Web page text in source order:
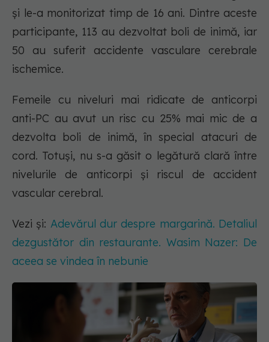
și le-a monitorizat timp de 16 ani. Dintre aceste
participante, 113 au dezvoltat boli de inimă, iar
50 au suferit accidente vasculare cerebrale
ischemice.
Femeile cu niveluri mai ridicate de anticorpi
anti-PC au avut un risc cu 25% mai mic de a
dezvolta boli de inimă, în special atacuri de
cord. Totuși, nu s-a găsit o legătură clară între
nivelurile de anticorpi și riscul de accident
vascular cerebral.
Vezi și: Adevărul dur despre margarină. Detaliul
dezgustător din restaurante. Wasim Nazer: De
aceea se vindea în nebunie